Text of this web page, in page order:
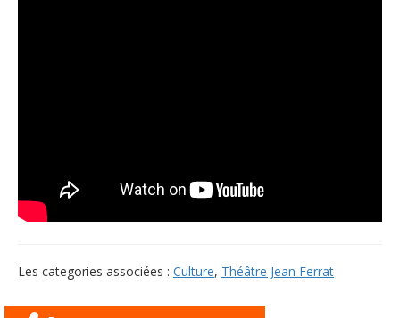
Les categories associées : Culture, Théâtre Jean Ferrat